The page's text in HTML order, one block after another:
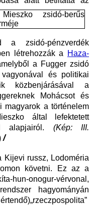
a zsidó-pénzverdék
létrehozzák a
Haza-
a Fugger zsidó
és politikai
közbenjárásával a
Mohácsot és
magyarok a történelem
által lefektetett
alapjairól. (Kép: III.
/
Kijevi russz, Lodoméria
követni. Ez az a
hun-onogur-vérvonal,
hagyományán